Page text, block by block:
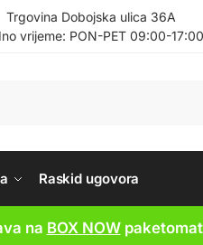
Trgovina Dobojska ulica 36A
vrijeme: PON-PET 09:00-17:00
Raskid ugovora
na BOX NOW